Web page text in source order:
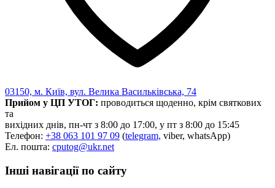
03150, м. Київ, вул. Велика Васильківська, 74
Прийом у ЦП УТОГ: проводиться щоденно, крім святкових
та
вихідних днів, пн-чт з 8:00 до 17:00, у пт з 8:00 до 15:45
Телефон: +38 063 101 97 09 (telegram, viber, whatsApp)
Ел. пошта: cputog@ukr.net
Інші навігації по сайту